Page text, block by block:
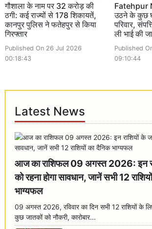
गौशाला के नाम पर 32 करोड़ की
ठगी: कई राज्यों से 178 शिकायतें,
कानपुर पुलिस ने फतेहपुर से किया
गिरफ्तार
Published On 26 Jul 2026
00:18:43
Fatehpur
उठने के कुछ
परिवार,
ली भाई की
Published
09:10:44
Latest News
आज का राशिफल 09 अगस्त 2026: इन
को रहना होगा सावधान, जानें सभी 12
भाग्यफल
09 अगस्त 2026, रविवार का दिन सभी 12 राशियों के
कुछ जातकों को नौकरी, कारोबार...